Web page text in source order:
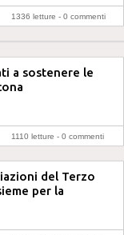
1336 letture - 0 commenti
a sostenere le
1110 letture - 0 commenti
del Terzo
per la